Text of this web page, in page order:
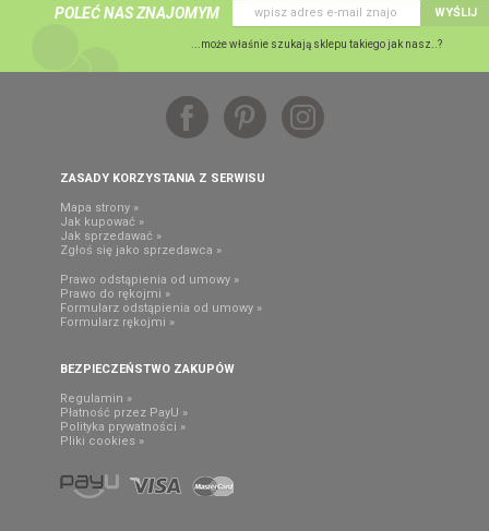
POLEĆ NAS ZNAJOMYM WYŚLIJ
...może właśnie szukają sklepu takiego jak nasz..?
ZASADY KORZYSTANIA Z SERWISU
Mapa strony »
Jak kupować »
Jak sprzedawać »
Zgłoś się jako sprzedawca »
Prawo odstąpienia od umowy »
Prawo do rękojmi »
Formularz odstąpienia od umowy »
Formularz rękojmi »
BEZPIECZEŃSTWO ZAKUPÓW
Regulamin »
Płatność przez PayU »
Polityka prywatności »
Pliki cookies »